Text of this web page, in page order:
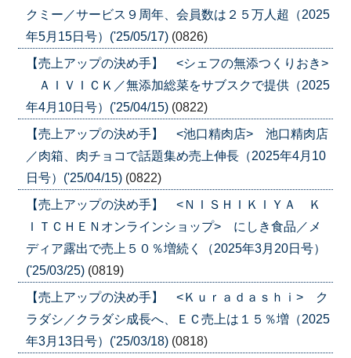
クミー／サービス９周年、会員数は２５万人超（2025
年5月15日号）('25/05/17) (0826)
【売上アップの決め手】 <シェフの無添つくりおき>
ＡＩＶＩＣＫ／無添加総菜をサブスクで提供（2025
年4月10日号）('25/04/15) (0822)
【売上アップの決め手】 <池口精肉店> 池口精肉店
／肉箱、肉チョコで話題集め売上伸長（2025年4月10
日号）('25/04/15) (0822)
【売上アップの決め手】 <ＮＩＳＨＩＫＩＹＡ Ｋ
ＩＴＣＨＥＮオンラインショップ> にしき食品／メ
ディア露出で売上５０％増続く（2025年3月20日号）
('25/03/25) (0819)
【売上アップの決め手】 <Ｋｕｒａｄａｓｈｉ> ク
ラダシ／クラダシ成長へ、ＥＣ売上は１５％増（2025
年3月13日号）('25/03/18) (0818)